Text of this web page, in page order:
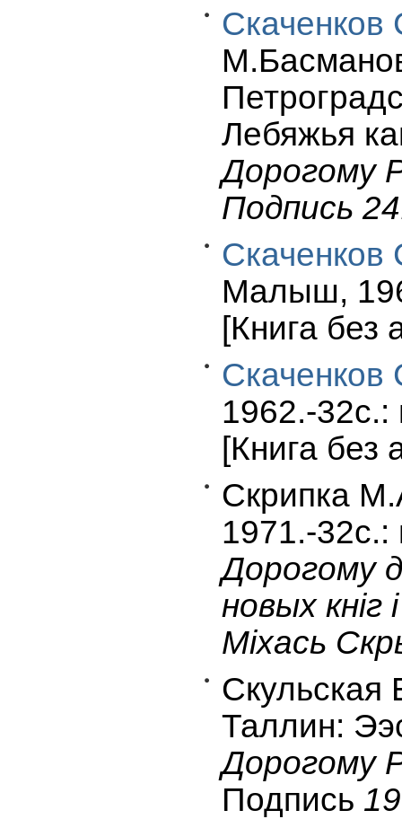
Скаченков
Лебяжья
Дорогому
Подпись
Скаченков
Малыш,
[Книга без
Скаченков
1962.-32c.:
[Книга без
Скрипка
1971.-32c.:
Дорогому
новых кнiг
Мiхась
Скульская
Таллин:
Дорогому
Подпись